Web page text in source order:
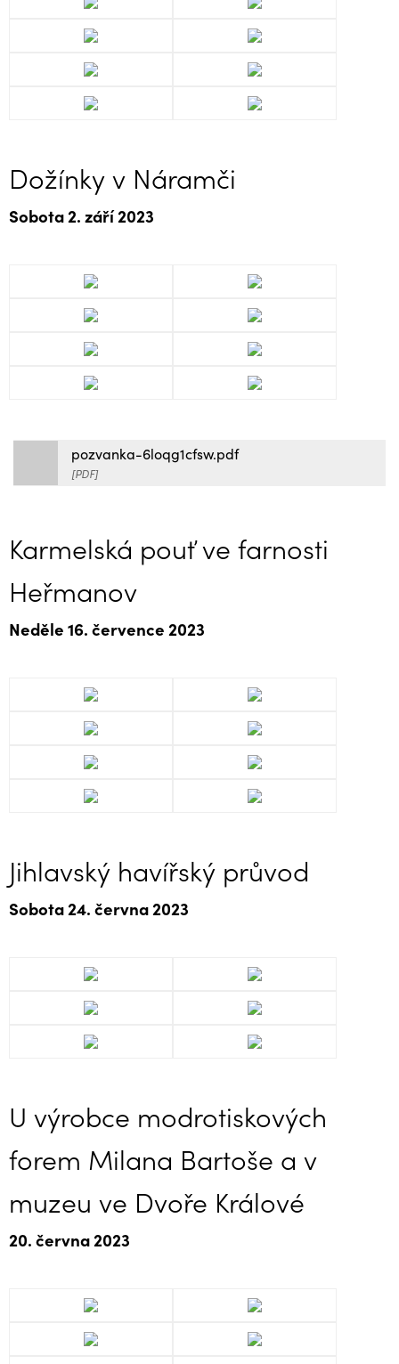
Dožínky v Náramči
Sobota 2. září 2023
pozvanka-6loqg1cfsw.pdf
[PDF]
Karmelská pouť ve farnosti
Heřmanov
Neděle 16. července 2023
Jihlavský havířský průvod
Sobota 24. června 2023
U výrobce modrotiskových
forem Milana Bartoše a v
muzeu ve Dvoře Králové
20. června 2023